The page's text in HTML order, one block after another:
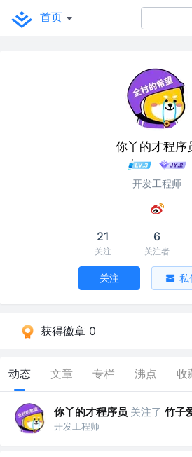
首页
你丫的才程序
开发工程师
21
关注
6
关注者
关注 私
获得徽章 0
动态 文章 专栏 沸点 收
你丫的才程序员 关注了 竹子
开发工程师